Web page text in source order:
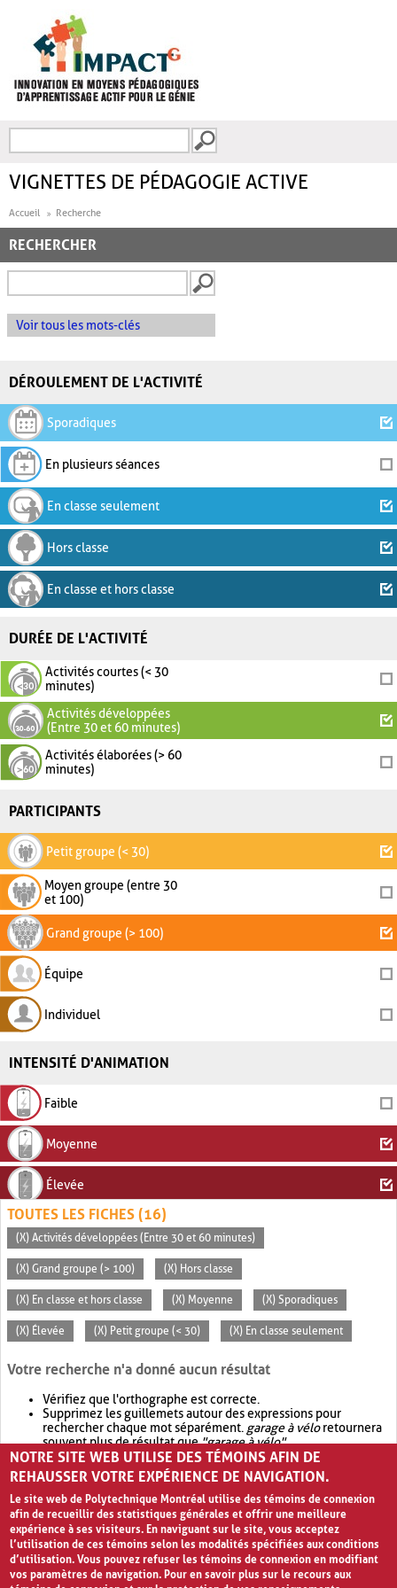
FORMULAIRE DE
VIGNETTES DE PÉDAGOGIE ACTIVE
Accueil Recherche
RECHERCHER
Voir tous les mots-clés
DÉROULEMENT DE L'ACTIVITÉ
Sporadiques
En plusieurs séances
En classe seulement
Hors classe
En classe et hors classe
DURÉE DE L'ACTIVITÉ
Activités courtes (< 30
minutes)
Activités développées
(Entre 30 et 60 minutes)
Activités élaborées (> 60
minutes)
PARTICIPANTS
Petit groupe (< 30)
Moyen groupe (entre 30
et 100)
Grand groupe (> 100)
Équipe
Individuel
INTENSITÉ D'ANIMATION
Faible
Moyenne
Élevée
TOUTES LES FICHES (16)
(X) Activités développées (Entre 30 et 60 minutes)
(X) Grand groupe (> 100) (X) Hors classe
(X) En classe et hors classe (X) Moyenne (X) Sporadiques
(X) Élevée (X) Petit groupe (< 30) (X) En classe seulement
Votre recherche n'a donné aucun résultat
Vérifiez que l'orthographe est correcte.
Supprimez les guillemets autour des expressions pour
rechercher chaque mot séparément. garage à véloretournera
souvent plus de résultat que"garage à vélo".
Envisagez d'élargir votre recherche avec OR.garage OR vélo
retournera souvent plus de résultat quegarage à vélo
NOTRE SITE WEB UTILISE DES TÉMOINS AFIN DE
REHAUSSER VOTRE EXPÉRIENCE DE NAVIGATION.
Le site web de Polytechnique Montréal utilise des témoins de connexion
afin de recueillir des statistiques générales et offrir une meilleure
expérience à ses visiteurs. En naviguant sur le site, vous acceptez
l’utilisation de ces témoins selon les modalités spécifiées aux conditions
d’utilisation. Vous pouvez refuser les témoins de connexion en modifiant
vos paramètres de navigation. Pour en savoir plus sur le recours aux